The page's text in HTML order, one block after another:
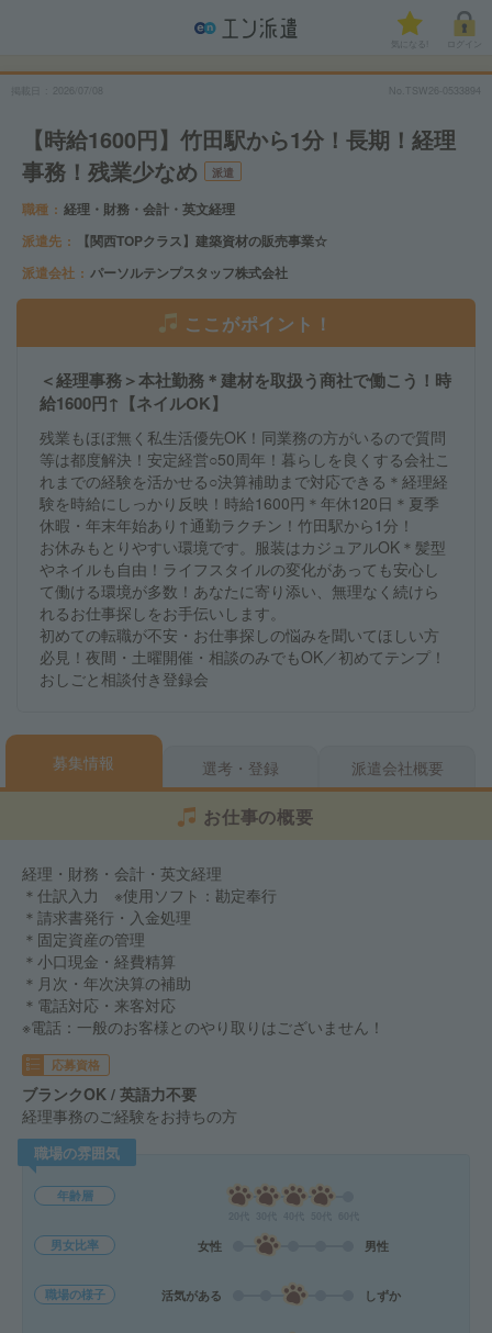
気になる!
No.TSW26-0533894
【時給1600円】竹田駅から1分！長期！経理
事務！残業少なめ
派遣
職種
経理・財務・会計・英文経理
派遣先
【関西TOPクラス】建築資材の販売事業☆
派遣会社
パーソルテンプスタッフ株式会社
ここがポイント！
＜経理事務＞本社勤務＊建材を取扱う商社で働こう！時
給1600円↑【ネイルOK】
残業もほぼ無く私生活優先OK！同業務の方がいるので質問
等は都度解決！安定経営○50周年！暮らしを良くする会社こ
れまでの経験を活かせる○決算補助まで対応できる＊経理経
験を時給にしっかり反映！時給1600円＊年休120日＊夏季
休暇・年末年始あり↑通勤ラクチン！竹田駅から1分！
お休みもとりやすい環境です。服装はカジュアルOK＊髪型
やネイルも自由！ライフスタイルの変化があっても安心し
て働ける環境が多数！あなたに寄り添い、無理なく続けら
れるお仕事探しをお手伝いします。
初めての転職が不安・お仕事探しの悩みを聞いてほしい方
必見！夜間・土曜開催・相談のみでもOK／初めてテンプ！
おしごと相談付き登録会
募集情報 選考・登録 派遣会社概要
お仕事の概要
経理・財務・会計・英文経理
＊仕訳入力 ※使用ソフト：勘定奉行
＊請求書発行・入金処理
＊固定資産の管理
＊小口現金・経費精算
＊月次・年次決算の補助
＊電話対応・来客対応
※電話：一般のお客様とのやり取りはございません！
応募資格
ブランクOK / 英語力不要
経理事務のご経験をお持ちの方
職場の雰囲気
年齢層
男女比率 女性 男性
職場の様子 活気がある しずか